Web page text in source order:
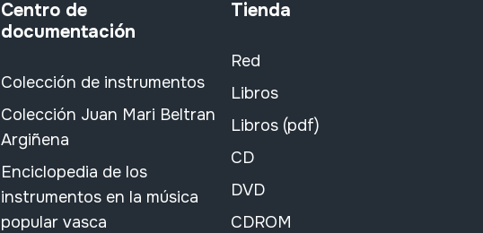
Centro de
documentación
Colección de instrumentos
Colección Juan Mari Beltran
Argiñena
Enciclopedia de los
instrumentos en la música
popular vasca
Tienda
Red
Libros
Libros (pdf)
CD
DVD
CDROM